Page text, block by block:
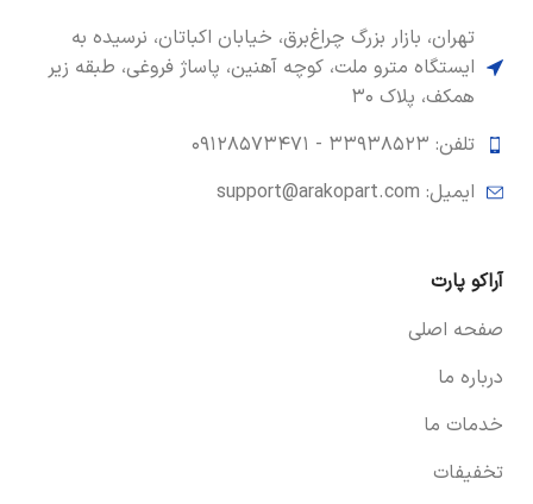
تهران، بازار بزرگ چراغ‌برق، خیابان اکباتان، نرسیده به
ایستگاه مترو ملت، کوچه آهنین، پاساژ فروغی، طبقه زیر
همکف، پلاک ۳۰
تلفن: ۳۳۹۳۸۵۲۳ -
۰۹۱۲۸۵۷۳۴۷۱
ایمیل: support@arakopart.com
آراکو پارت
صفحه اصلی
درباره ما
خدمات ما
تخفیفات